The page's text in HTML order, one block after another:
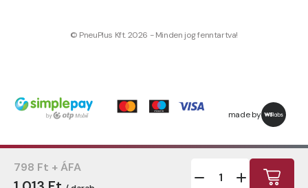
798 Ft + ÁFA
© PneuPlus Kft. 2026 - Minden jog fenntartva!
made by